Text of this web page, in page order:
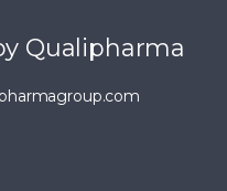
Qualipharma